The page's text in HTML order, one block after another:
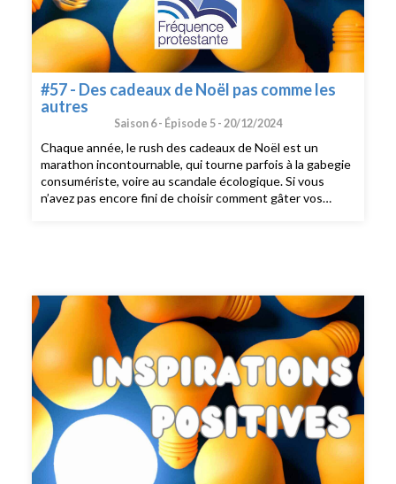
#57 - Des cadeaux de Noël pas comme les
autres
Saison 6 - Épisode 5 - 20/12/2024
Chaque année, le rush des cadeaux de Noël est un
marathon incontournable, qui tourne parfois à la gabegie
consumériste, voire au scandale écologique. Si vous
n’avez pas encore fini de choisir comment gâter vos
ou à créer- Les albums photos, la valeur sûre pour toute
la famille- Les règles d’un Secret santa réussi- Les
cadeaux de seconde main : où et comment ?…